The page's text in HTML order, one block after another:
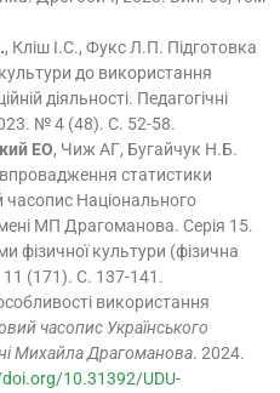
, Кліш І.С., Фукс Л.П. Підготовка
культури до використання
діяльності. Педагогічні
№ 4 (48). С. 52-58.
ЕО, Чиж АГ, Бугайчук Н.Б.
впровадження статистики
Національного
МП Драгоманова. Серія 15.
фізичної культури (фізична
11 (171). С. 137-141.
використання
часопис Українського
Михайла Драгоманова. 2024.
10.31392/UDU-